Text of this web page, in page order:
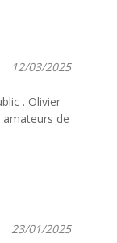
12/03/2025
. Olivier
amateurs de
23/01/2025